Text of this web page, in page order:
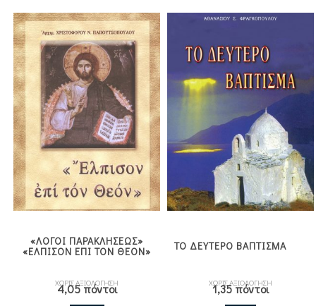
«ΛΟΓΟΙ ΠΑΡΑΚΛΗΣΕΩΣ»
«ΕΛΠΙΣΟΝ ΕΠΙ ΤΟΝ ΘΕΟΝ»
ΧΩΡΙΣ ΑΞΙΟΛΟΓΗΣΗ
4,05 πόντοι
ΤΟ ΔΕΥΤΕΡΟ ΒΑΠΤΙΣΜΑ
ΧΩΡΙΣ ΑΞΙΟΛΟΓΗΣΗ
1,35 πόντοι